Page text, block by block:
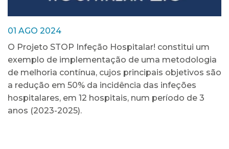
01 AGO 2024
O Projeto STOP Infeção Hospitalar! constitui um
exemplo de implementação de uma metodologia
de melhoria contínua, cujos principais objetivos são
a redução em 50% da incidência das infeções
hospitalares, em 12 hospitais, num período de 3
anos (2023-2025).